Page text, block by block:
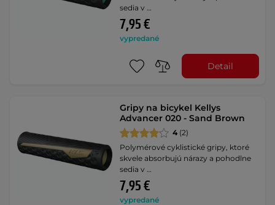
sedia v …
7,95 €
vypredané
Detail
Gripy na bicykel Kellys
Advancer 020 - Sand Brown
4 (2)
Polymérové cyklistické gripy, ktoré
skvele absorbujú nárazy a pohodlne
sedia v …
7,95 €
vypredané